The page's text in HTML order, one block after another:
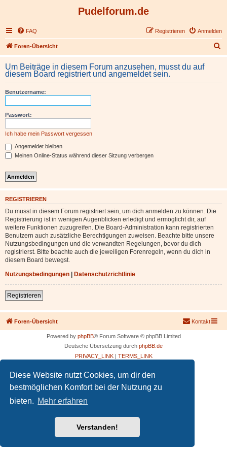
Diese Website nutzt Cookies, um dir den
bestmöglichen Komfort bei der Nutzung zu
bieten. Mehr erfahren
Verstanden!
Pudelforum.de
FAQ Anmelden
Registrieren
Foren-Übersicht
u
h
Um Beiträge in diesem Forum anzusehen, musst du auf
diesem Board registriert und angemeldet sein.
Benutzername:
Passwort:
Ich habe mein Passwort vergessen
Angemeldet bleiben
Meinen Online-Status während dieser Sitzung verbergen
REGISTRIEREN
Du musst in diesem Forum registriert sein, um dich anmelden zu können. Die
Registrierung ist in wenigen Augenblicken erledigt und ermöglicht dir, auf
weitere Funktionen zuzugreifen. Die Board-Administration kann registrierten
Benutzern auch zusätzliche Berechtigungen zuweisen. Beachte bitte unsere
Nutzungsbedingungen und die verwandten Regelungen, bevor du dich
registrierst. Bitte beachte auch die jeweiligen Forenregeln, wenn du dich in
diesem Board bewegst.
Nutzungsbedingungen | Datenschutzrichtlinie
Registrieren
Foren-Übersicht Kontakt
Powered by phpBB® Forum Software © phpBB Limited
Deutsche Übersetzung durch phpBB.de
PRIVACY_LINK| TERMS_LINK